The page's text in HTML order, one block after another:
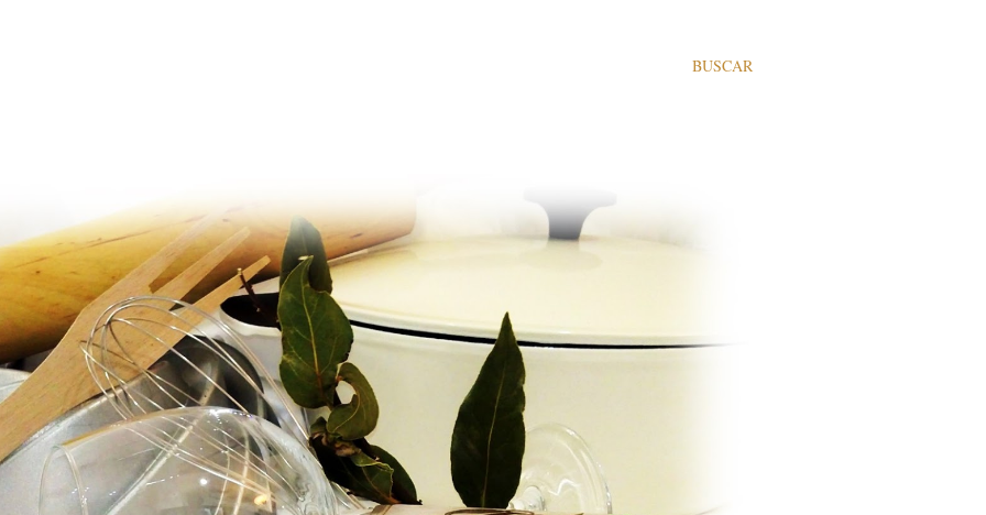
BUSCAR